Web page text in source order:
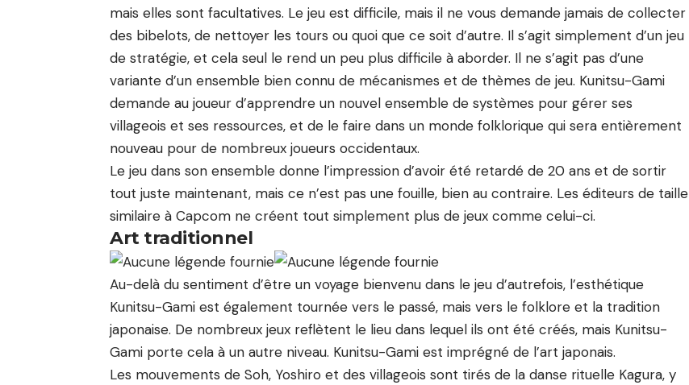
mais elles sont facultatives. Le jeu est difficile, mais il ne vous demande jamais de collecter
des bibelots, de nettoyer les tours ou quoi que ce soit d’autre. Il s’agit simplement d’un jeu
de stratégie, et cela seul le rend un peu plus difficile à aborder. Il ne s’agit pas d’une
variante d’un ensemble bien connu de mécanismes et de thèmes de jeu. Kunitsu-Gami
demande au joueur d’apprendre un nouvel ensemble de systèmes pour gérer ses
villageois et ses ressources, et de le faire dans un monde folklorique qui sera entièrement
nouveau pour de nombreux joueurs occidentaux.
Le jeu dans son ensemble donne l’impression d’avoir été retardé de 20 ans et de sortir
tout juste maintenant, mais ce n’est pas une fouille, bien au contraire. Les éditeurs de taille
similaire à Capcom ne créent tout simplement plus de jeux comme celui-ci.
Art traditionnel
Au-delà du sentiment d’être un voyage bienvenu dans le jeu d’autrefois, l’esthétique
Kunitsu-Gami est également tournée vers le passé, mais vers le folklore et la tradition
japonaise. De nombreux jeux reflètent le lieu dans lequel ils ont été créés, mais Kunitsu-
Gami porte cela à un autre niveau. Kunitsu-Gami est imprégné de l’art japonais.
Les mouvements de Soh, Yoshiro et des villageois sont tirés de la danse rituelle Kagura, y